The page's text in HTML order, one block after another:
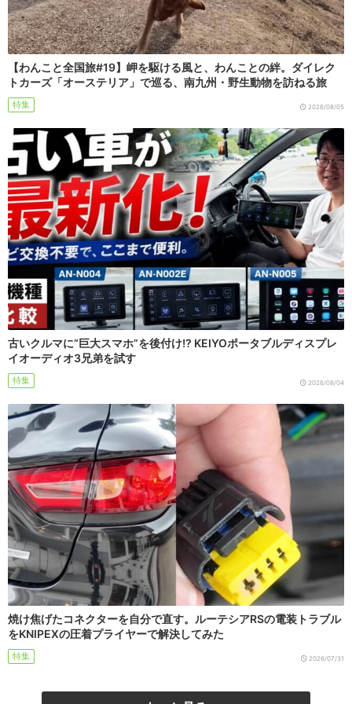
【わんこと全国旅#19】岬を駆ける風と、わんことの絆。ダイレク
トカーズ「オーステリア」で巡る、南九州・野生動物を訪ねる旅
特集 2026/08/05
古いクルマに“巨大スマホ”を後付け!? KEIYOポータブルディスプレ
イオーディオ3兄弟を試す
特集 2026/08/04
焼け焦げたコネクターを自分で直す。ルーテシアRSの電装トラブル
をKNIPEXの圧着プライヤーで解決してみた
特集 2026/07/31